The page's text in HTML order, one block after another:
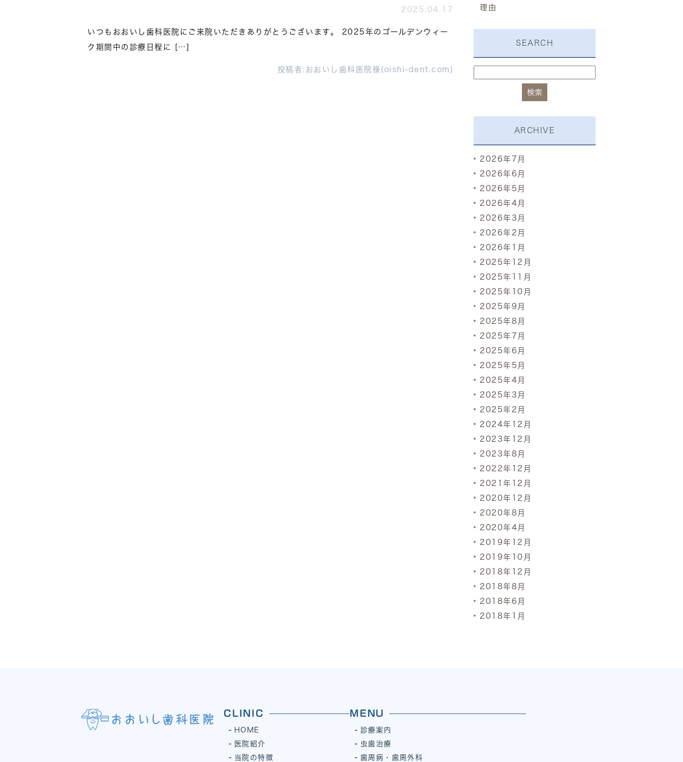
2025.04.17
いつもおおいし歯科医院にご来院いただきありがとうございます。 2025年のゴールデンウィー
ク期間中の診療日程に […]
投稿者: おおいし歯科医院様(oishi-dent.com)
理由
SEARCH
ARCHIVE
2026年7月
2026年6月
2026年5月
2026年4月
2026年3月
2026年2月
2026年1月
2025年12月
2025年11月
2025年10月
2025年9月
2025年8月
2025年7月
2025年6月
2025年5月
2025年4月
2025年3月
2025年2月
2024年12月
2023年12月
2023年8月
2022年12月
2021年12月
2020年12月
2020年8月
2020年4月
2019年12月
2019年10月
2018年12月
2018年8月
2018年6月
2018年1月
CLINIC
HOME
医院紹介
当院の特徴
MENU
診療案内
虫歯治療
歯周病・歯周外科